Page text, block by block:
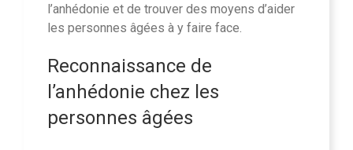
l’anhédonie et de trouver des moyens d’aider
les personnes âgées à y faire face.
Reconnaissance de
l’anhédonie chez les
personnes âgées